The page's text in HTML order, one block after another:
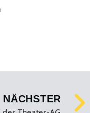
NÄCHSTER